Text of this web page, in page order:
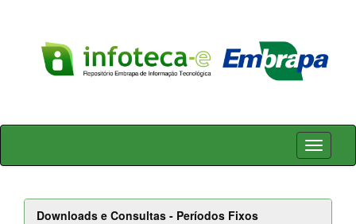
Skip
Downloads e Consultas - Períodos Fixos